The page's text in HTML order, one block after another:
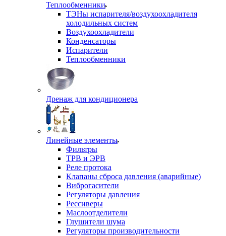
Теплообменники
ТЭНы испарителя/воздухоохладителя
холодильных систем
Воздухоохладители
Конденсаторы
Испарители
Теплообменники
Дренаж для кондиционера
Линейные элементы
Фильтры
ТРВ и ЭРВ
Реле протока
Клапаны сброса давления (аварийные)
Виброгасители
Регуляторы давления
Рессиверы
Маслоотделители
Глушители шума
Регуляторы производительности